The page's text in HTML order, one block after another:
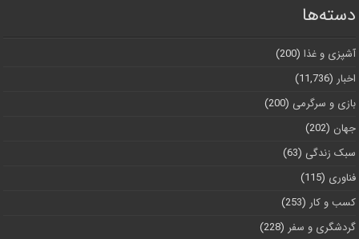
دسته‌ها
آشپزی و غذا (200)
اخبار (11,736)
بازی و سرگرمی (200)
جهان (202)
سبک زندگی (63)
فناوری (115)
کسب و کار (253)
گردشگری و سفر (228)